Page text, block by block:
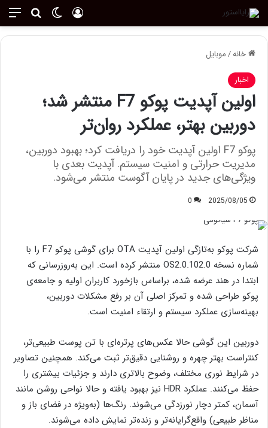
تغییر پوسته ورود
خانه/موبایل
اخبار
اولین آپدیت پوکو F7 منتشر شد؛
دوربین بهتر، عملکرد روان‌تر
پوکو F7 اولین آپدیت خود را دریافت کرد؛ بهبود دوربین،
مدیریت حرارتی و امنیت سیستم. آپدیت بعدی با
ویژگی‌های جدید در پایان آگوست منتشر می‌شود.
2025/08/05
0
شرکت پوکو به‌تازگی اولین آپدیت OTA برای گوشی پوکو F7 را با
شماره نسخه OS2.0.102.0 منتشر کرده است. این به‌روزرسانی که
ابتدا در هند عرضه شده، براساس بازخورد کاربران اولیه و جامعه‌ی
پوکو طراحی شده و تمرکز اصلی آن بر رفع مشکلات دوربین،
بهینه‌سازی عملکرد سیستم و ارتقاء امنیت است.
دوربین این گوشی حالا عکس‌های پرتره‌ای با تن پوست طبیعی‌تر،
کنتراست بهتر چهره و روشنایی دقیق‌تر ثبت می‌کند. همچنین تصاویر
در شرایط نوری مختلف، وضوح بالاتری دارند و جزئیات بیشتری را
حفظ می‌کنند. عملکرد HDR نیز بهبود یافته و حالا نواحی روشن مانند
آسمان، کمتر دچار نورزدگی می‌شوند. رنگ‌ها (به‌ویژه در فضای باز و
مناظر طبیعی) واقع‌گرایانه‌تر و زنده‌تر نمایش داده می‌شوند.